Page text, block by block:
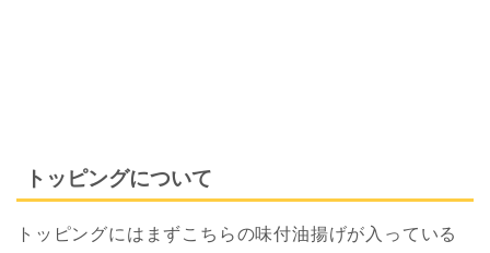
トッピングについて
トッピングにはまずこちらの味付油揚げが入っている